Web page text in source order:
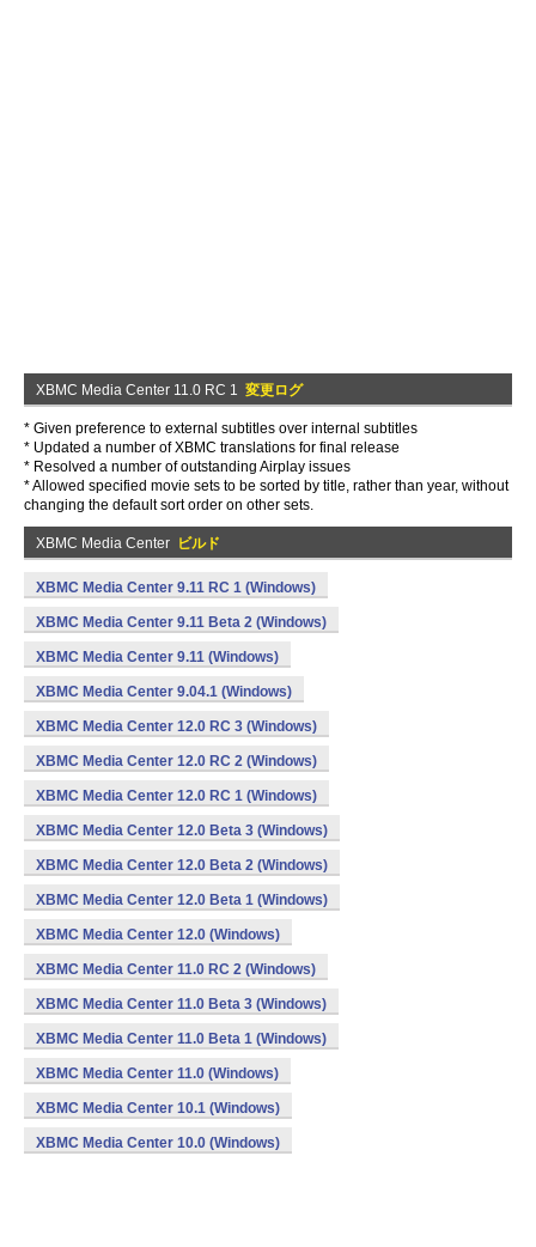
XBMC Media Center 11.0 RC 1 変更ログ
* Given preference to external subtitles over internal subtitles
* Updated a number of XBMC translations for final release
* Resolved a number of outstanding Airplay issues
* Allowed specified movie sets to be sorted by title, rather than year, without
changing the default sort order on other sets.
XBMC Media Center ビルド
XBMC Media Center 9.11 RC 1 (Windows)
XBMC Media Center 9.11 Beta 2 (Windows)
XBMC Media Center 9.11 (Windows)
XBMC Media Center 9.04.1 (Windows)
XBMC Media Center 12.0 RC 3 (Windows)
XBMC Media Center 12.0 RC 2 (Windows)
XBMC Media Center 12.0 RC 1 (Windows)
XBMC Media Center 12.0 Beta 3 (Windows)
XBMC Media Center 12.0 Beta 2 (Windows)
XBMC Media Center 12.0 Beta 1 (Windows)
XBMC Media Center 12.0 (Windows)
XBMC Media Center 11.0 RC 2 (Windows)
XBMC Media Center 11.0 Beta 3 (Windows)
XBMC Media Center 11.0 Beta 1 (Windows)
XBMC Media Center 11.0 (Windows)
XBMC Media Center 10.1 (Windows)
XBMC Media Center 10.0 (Windows)